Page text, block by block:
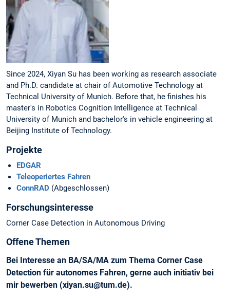
Since 2024, Xiyan Su has been working as research associate
and Ph.D. candidate at chair of Automotive Technology at
Technical University of Munich. Before that, he finishes his
master's in Robotics Cognition Intelligence at Technical
University of Munich and bachelor's in vehicle engineering at
Beijing Institute of Technology.
Projekte
EDGAR
Teleoperiertes Fahren
ConnRAD (Abgeschlossen)
Forschungsinteresse
Corner Case Detection in Autonomous Driving
Offene Themen
Bei Interesse an BA/SA/MA zum Thema Corner Case
Detection für autonomes Fahren, gerne auch initiativ bei
mir bewerben (xiyan.su@tum.de).